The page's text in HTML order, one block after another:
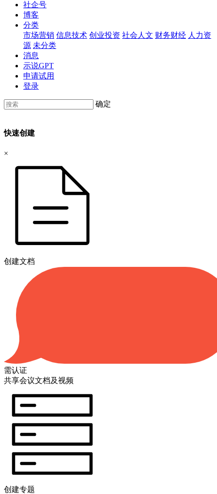
社企号
博客
分类
市场营销 信息技术 创业投资 社会人文 财务财经 人力资
源 未分类
消息
示说GPT
申请试用
登录
确定
快速创建
×
创建文档
需认证
共享会议文档及视频
创建专题